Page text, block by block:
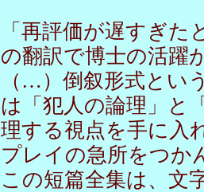
「再評価が遅すぎ
の翻訳で博士の活躍
（…）倒叙形式とい
は「犯人の論理」と
理する視点を手に入
プレイの急所をつか
この短篇全集は、文